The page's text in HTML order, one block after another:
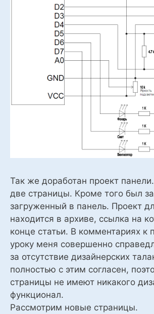
Так же доработан проект
две страницы. Кроме того был
загруженный в панель. Проект
находится в архиве, ссылка на
конце статьи. В комментариях к
уроку меня совершенно
за отсутствие дизайнерских
полностью с этим согласен,
страницы не имеют никакого
функционал.
Рассмотрим новые страницы.